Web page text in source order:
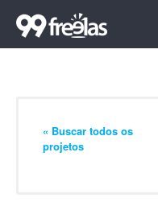
« Buscar todos os
projetos